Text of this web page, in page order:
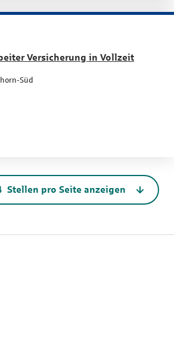
Versicherung in Vollzeit
Süd
der Stellen pro Seite